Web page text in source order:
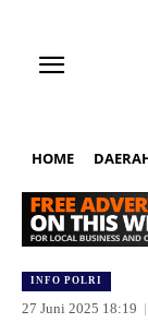
HOME
INFO POLRI
27 Juni 2025 18:19